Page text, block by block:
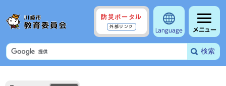
防災ポータル
外部リンク
Language メニュー
検索